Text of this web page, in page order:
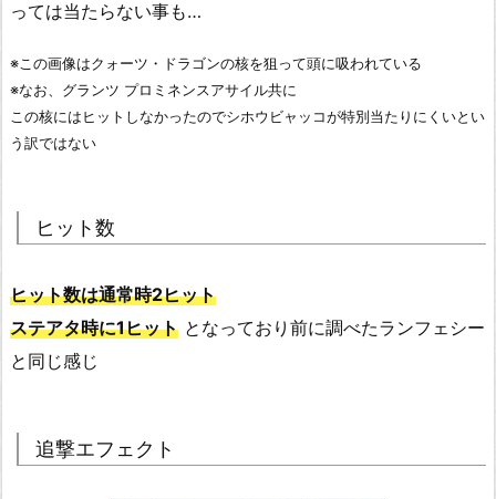
っては当たらない事も…
※この画像はクォーツ・ドラゴンの核を狙って頭に吸われている
※なお、グランツ プロミネンスアサイル共に
この核にはヒットしなかったのでシホウビャッコが特別当たりにくいとい
う訳ではない
ヒット数
ヒット数は通常時2ヒット
ステアタ時に1ヒット となっており前に調べたランフェシー
と同じ感じ
追撃エフェクト